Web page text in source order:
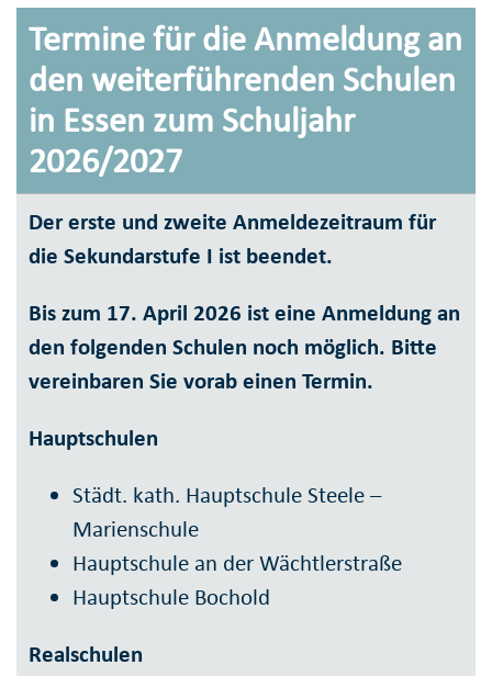
Termine für die Anmeldung an
den weiterführenden Schulen
in Essen zum Schuljahr
2026/2027
Der erste und zweite Anmeldezeitraum für
die Sekundarstufe I ist beendet.
Bis zum 17. April 2026 ist eine Anmeldung an
den folgenden Schulen noch möglich. Bitte
vereinbaren Sie vorab einen Termin.
Hauptschulen
Städt. kath. Hauptschule Steele –
Marienschule
Hauptschule an der Wächtlerstraße
Hauptschule Bochold
Realschulen